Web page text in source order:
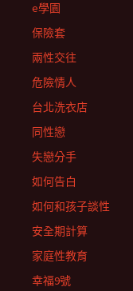
e學園
保險套
兩性交往
危險情人
台北洗衣店
同性戀
失戀分手
如何告白
如何和孩子談性
安全期計算
家庭性教育
幸福9號